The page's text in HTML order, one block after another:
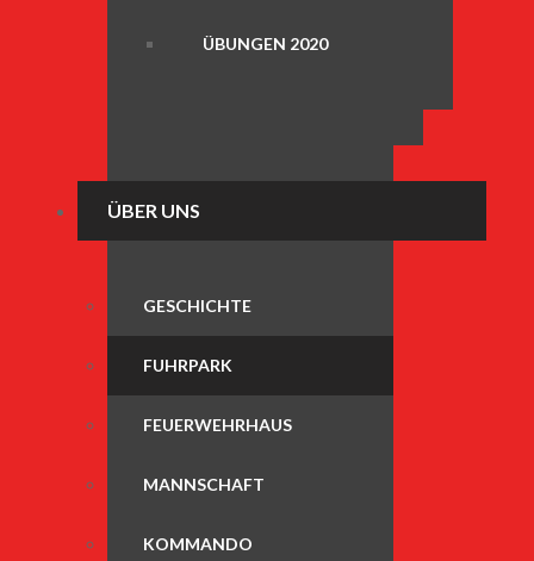
ÜBUNGEN 2020
ÜBER UNS
GESCHICHTE
FUHRPARK
FEUERWEHRHAUS
MANNSCHAFT
KOMMANDO